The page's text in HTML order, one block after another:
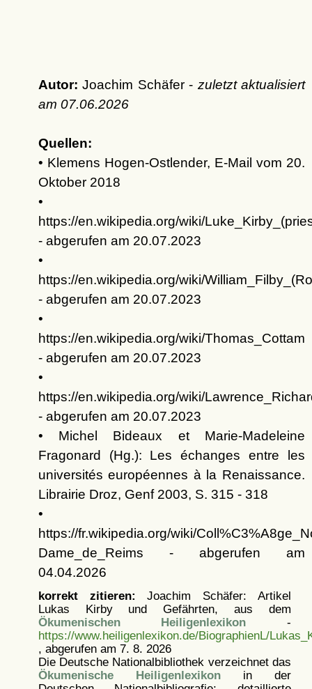
Autor: Joachim Schäfer - zuletzt aktualisiert
am 07.06.2026
Quellen:
• Klemens Hogen-Ostlender, E-Mail vom 20.
Oktober 2018
•
https://en.wikipedia.org/wiki/
- abgerufen am 20.07.2023
•
https://en.wikipedia.org/wiki/
- abgerufen am 20.07.2023
•
https://en.wikipedia.org/wiki/Thomas_Cottam
- abgerufen am 20.07.2023
•
https://en.wikipedia.org/wiki/
- abgerufen am 20.07.2023
• Michel Bideaux et Marie-Madeleine
Fragonard (Hg.): Les échanges entre les
universités européennes à la Renaissance.
Librairie Droz, Genf 2003, S. 315 - 318
•
https://fr.wikipedia.org/wiki/
Dame_de_Reims - abgerufen am
04.04.2026
korrekt zitieren: Joachim Schäfer: Artikel
Lukas Kirby und Gefährten, aus dem
Ökumenischen Heiligenlexikon -
https://www.heiligenlexikon.de/BiographienL/
, abgerufen am 7. 8. 2026
Die Deutsche Nationalbibliothek verzeichnet das
Ökumenische Heiligenlexikonin der